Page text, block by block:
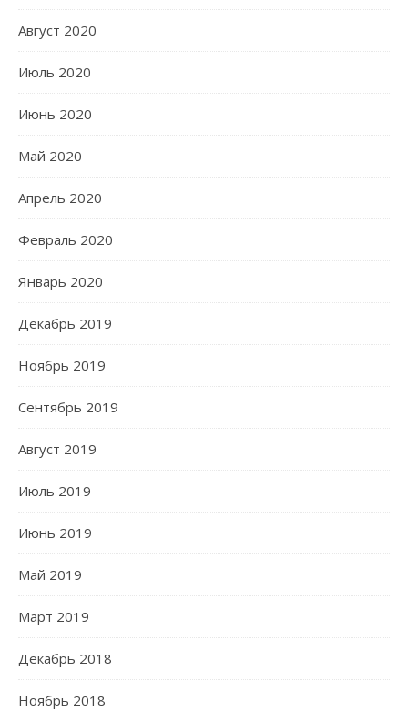
Август 2020
Июль 2020
Июнь 2020
Май 2020
Апрель 2020
Февраль 2020
Январь 2020
Декабрь 2019
Ноябрь 2019
Сентябрь 2019
Август 2019
Июль 2019
Июнь 2019
Май 2019
Март 2019
Декабрь 2018
Ноябрь 2018